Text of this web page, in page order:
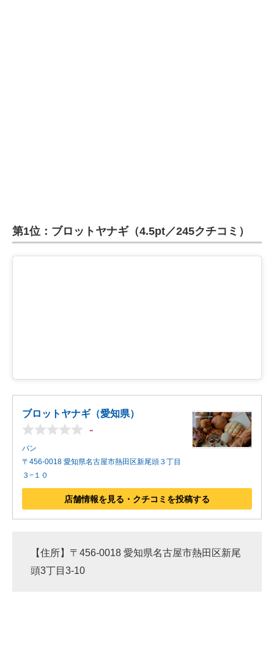
第1位：ブロットヤナギ（4.5pt／245クチコミ）
ブロットヤナギ（愛知県）
-
パン
〒456-0018 愛知県名古屋市熱田区新尾頭３丁目
３−１０
店舗情報を見る・クチコミを投稿する
【住所】〒456-0018 愛知県名古屋市熱田区新尾
頭3丁目3-10